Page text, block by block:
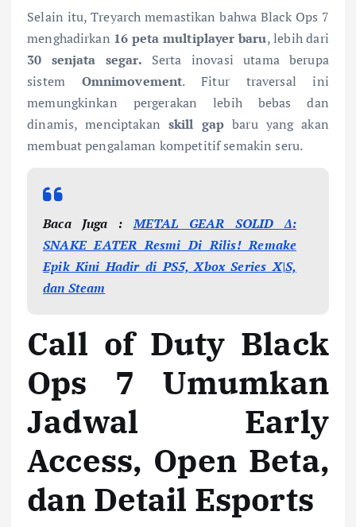
Selain itu, Treyarch memastikan bahwa Black Ops 7
menghadirkan 16 peta multiplayer baru, lebih dari
30 senjata segar. Serta inovasi utama berupa
sistem Omnimovement. Fitur traversal ini
memungkinkan pergerakan lebih bebas dan
dinamis, menciptakan skill gap baru yang akan
membuat pengalaman kompetitif semakin seru.
Baca Juga :METAL GEAR SOLID Δ:
SNAKE EATER Resmi Di Rilis! Remake
Epik Kini Hadir di PS5, Xbox Series X|S,
dan Steam
Call of Duty Black
Ops 7 Umumkan
Jadwal Early
Access, Open Beta,
dan Detail Esports